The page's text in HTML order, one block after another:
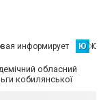
информирует Ю
обласний
кобилянської